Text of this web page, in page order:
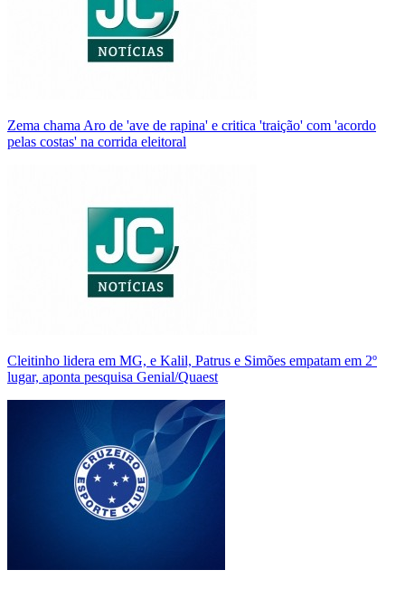
Zema chama Aro de 'ave de rapina' e critica 'traição' com 'acordo
pelas costas' na corrida eleitoral
Cleitinho lidera em MG, e Kalil, Patrus e Simões empatam em 2º
lugar, aponta pesquisa Genial/Quaest